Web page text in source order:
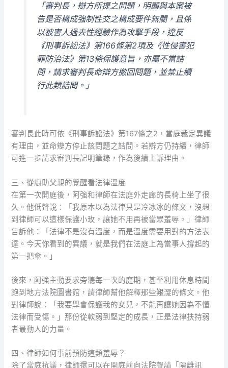
「審判長，辯方所提之問題，明顯與本案被
告是否構成強制性交之構成要件無關，且係
以被害人過去性經驗作為攻擊手段，違反
《刑事訴訟法》第166條第2項及《性侵害犯
罪防治法》第13條保護意旨，亦屬不當詰
問，請求審判長命辯方撤回問題，並禁止續
行此類詰問。」
審判長此時可依《刑事訴訟法》第167條之2，當庭裁定異議
有理由，並命辯方停止該問題之詰問。若辯方仍持續，律師
可進一步請求審判長記明筆錄，作為後續上訴理由。
三、從廚助父親的覺醒看法律溫度
在第一次開庭後，阿強和律師在法庭外走廊的長椅上坐了很
久。他低聲說：「我原本以為法律只是冷冰冰的條文，沒想
到律師可以這樣保護小玫，讓她不用再被當眾羞辱。」律師
告訴他：「法律不是沒有溫度，而是溫度需要用對的方法表
達。今天你看到的異議，就是我們在法庭上為當事人撐起的
第一把傘。」
後來，阿強主動要求旁聽每一次的庭期，甚至利用休息時間
跑到地方法院圖書館，請律師幫他解釋那些艱澀的條文。他
對律師說：「我要學會保護我的女兒，不能再讓她因為不懂
法律而受傷。」那份從軟弱到堅定的成長，正是法律扶持弱
者最動人的力量。
四、律師如何事前預防這類羞辱？
除了當庭抗議，律師還可以在開庭前向法院聲請「隔離訊